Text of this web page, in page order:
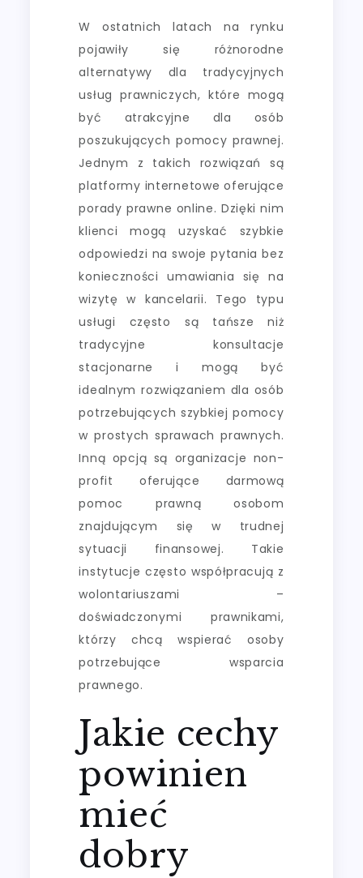
W ostatnich latach na rynku
pojawiły się różnorodne
alternatywy dla tradycyjnych
usług prawniczych, które mogą
być atrakcyjne dla osób
poszukujących pomocy prawnej.
Jednym z takich rozwiązań są
platformy internetowe oferujące
porady prawne online. Dzięki nim
klienci mogą uzyskać szybkie
odpowiedzi na swoje pytania bez
konieczności umawiania się na
wizytę w kancelarii. Tego typu
usługi często są tańsze niż
tradycyjne konsultacje
stacjonarne i mogą być
idealnym rozwiązaniem dla osób
potrzebujących szybkiej pomocy
w prostych sprawach prawnych.
Inną opcją są organizacje non-
profit oferujące darmową
pomoc prawną osobom
znajdującym się w trudnej
sytuacji finansowej. Takie
instytucje często współpracują z
wolontariuszami –
doświadczonymi prawnikami,
którzy chcą wspierać osoby
potrzebujące wsparcia
prawnego.
Jakie cechy
powinien
mieć
dobry